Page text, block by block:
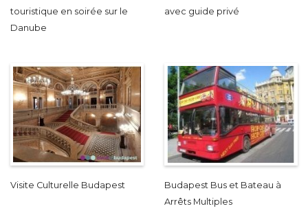
touristique en soirée sur le
Danube
avec guide privé
Visite Culturelle Budapest
Budapest Bus et Bateau à
Arrêts Multiples